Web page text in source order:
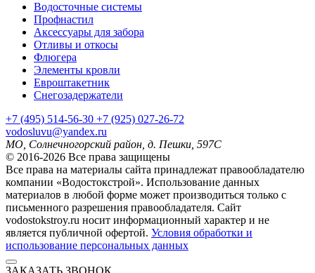
Водосточные системы
Профнастил
Аксессуары для забора
Отливы и откосы
Флюгера
Элементы кровли
Евроштакетник
Снегозадержатели
+7 (495) 514-56-30 +7 (925) 027-26-72
vodosluvu@yandex.ru
МО, Солнечногорский район, д. Пешки, 597С
© 2016-2026 Все права защищены
Все права на материалы сайта принадлежат правообладателю
компании «Водостокстрой». Использование данных
материалов в любой форме может производиться только с
письменного разрешения правообладателя. Сайт
vodostokstroy.ru носит информационный характер и не
является публичной офертой. Условия обработки и
использование персональных данных